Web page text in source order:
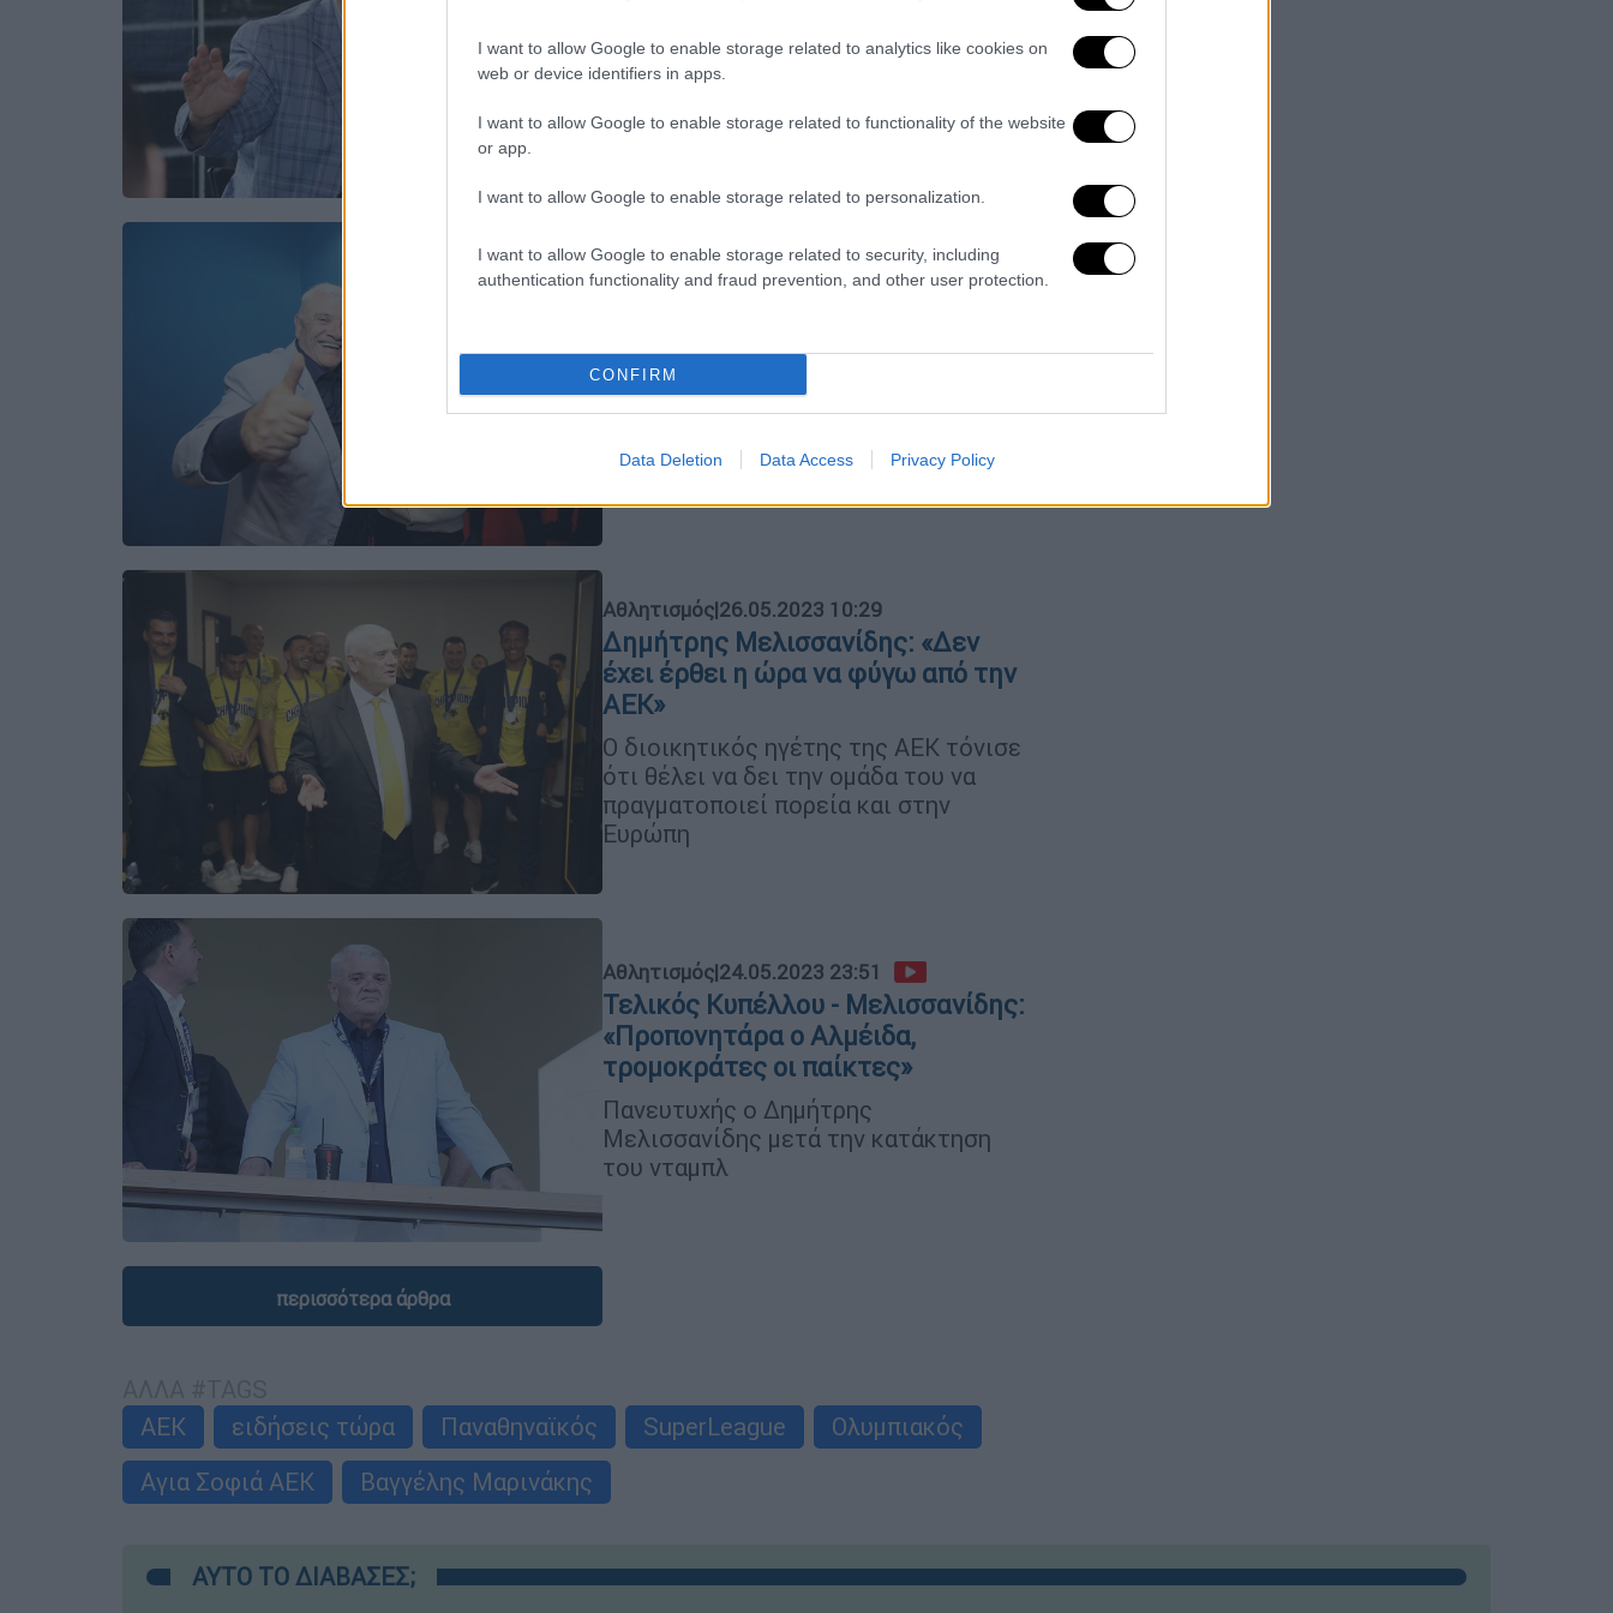
I want to allow Google to enable storage related to analytics like cookies on
web or device identifiers in apps.
I want to allow Google to enable storage related to functionality of the website
or app.
I want to allow Google to enable storage related to personalization.
I want to allow Google to enable storage related to security, including
authentication functionality and fraud prevention, and other user protection.
CONFIRM
Data Deletion Data Access Privacy Policy
και ο χειρότερος υπουργός ever»
Ο Δημήτρης Μελισσανίδης έριξε βέλη
προς πολλές κατευθύνσεις στη
δημοσιογράφους
Αθλητισμός 29.05.2023 16:10
Αλμέιδα, θα το κάνω - Τέσσερις -
πέντε μεταγραφές»
προανήγγειλε 4-5 μεταγραφές
Αθλητισμός|26.05.2023 10:29
Δημήτρης Μελισσανίδης: «Δεν
έχει έρθει η ώρα να φύγω από την
ΑΕΚ»
Ο διοικητικός ηγέτης της ΑΕΚ τόνισε
ότι θέλει να δει την ομάδα του να
πραγματοποιεί πορεία και στην
Ευρώπη
Αθλητισμός|24.05.2023 23:51
Τελικός Κυπέλλου - Μελισσανίδης:
«Προπονητάρα ο Αλμέιδα,
τρομοκράτες οι παίκτες»
Πανευτυχής ο Δημήτρης
Μελισσανίδης μετά την κατάκτηση
του νταμπλ
περισσότερα άρθρα
ΑΕΚ
ειδήσεις τώρα Παναθηναϊκός SuperLeague
Ολυμπιακός
Αγια Σοφιά ΑΕΚ
Βαγγέλης Μαρινάκης
ΑΥΤΟ ΤΟ ΔΙΑΒΑΣΕΣ;